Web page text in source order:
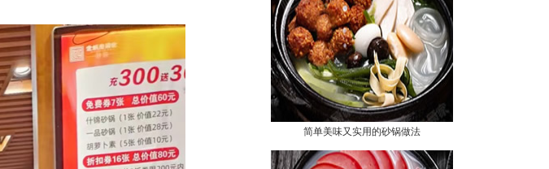
简单美味又实用的砂锅做法